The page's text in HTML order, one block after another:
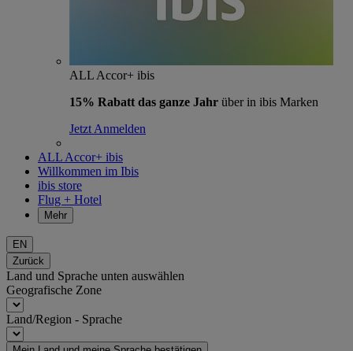
ALL Accor+ ibis
15% Rabatt das ganze Jahr über in ibis Marken
Jetzt Anmelden
ALL Accor+ ibis
Willkommen im Ibis
ibis store
Flug + Hotel
Mehr
EN
Zurück
Land und Sprache unten auswählen
Geografische Zone
Land/Region - Sprache